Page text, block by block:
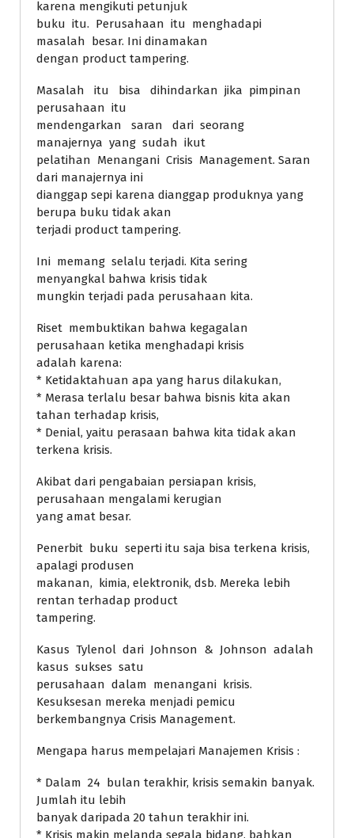
karena mengikuti petunjuk
buku itu. Perusahaan itu menghadapi
masalah besar. Ini dinamakan
dengan product tampering.
Masalah itu bisa dihindarkan jika pimpinan
perusahaan itu
mendengarkan saran dari seorang
manajernya yang sudah ikut
pelatihan Menangani Crisis Management. Saran
dari manajernya ini
dianggap sepi karena dianggap produknya yang
berupa buku tidak akan
terjadi product tampering.
Ini memang selalu terjadi. Kita sering
menyangkal bahwa krisis tidak
mungkin terjadi pada perusahaan kita.
Riset membuktikan bahwa kegagalan
perusahaan ketika menghadapi krisis
adalah karena:
* Ketidaktahuan apa yang harus dilakukan,
* Merasa terlalu besar bahwa bisnis kita akan
tahan terhadap krisis,
* Denial, yaitu perasaan bahwa kita tidak akan
terkena krisis.
Akibat dari pengabaian persiapan krisis,
perusahaan mengalami kerugian
yang amat besar.
Penerbit buku seperti itu saja bisa terkena krisis,
apalagi produsen
makanan, kimia, elektronik, dsb. Mereka lebih
rentan terhadap product
tampering.
Kasus Tylenol dari Johnson & Johnson adalah
kasus sukses satu
perusahaan dalam menangani krisis.
Kesuksesan mereka menjadi pemicu
berkembangnya Crisis Management.
Mengapa harus mempelajari Manajemen Krisis :
* Dalam 24 bulan terakhir, krisis semakin banyak.
Jumlah itu lebih
banyak daripada 20 tahun terakhir ini.
* Krisis makin melanda segala bidang, bahkan